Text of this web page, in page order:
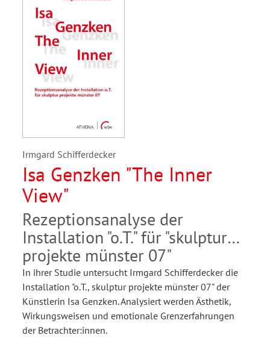
Irmgard Schifferdecker
Isa Genzken "The Inner
View"
Rezeptionsanalyse der
Installation "o.T." für "skulptur
projekte münster 07"
In ihrer Studie untersucht Irmgard Schifferdecker die
Installation "o.T., skulptur projekte münster 07" der
Künstlerin Isa Genzken. Analysiert werden Ästhetik,
Wirkungsweisen und emotionale Grenzerfahrungen
der Betrachter:innen.